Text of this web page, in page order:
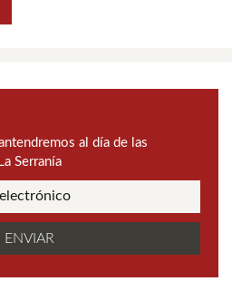
al día de las
Serranía